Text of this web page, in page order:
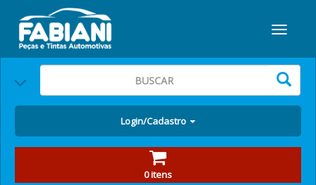
Login/Cadastro
0 itens